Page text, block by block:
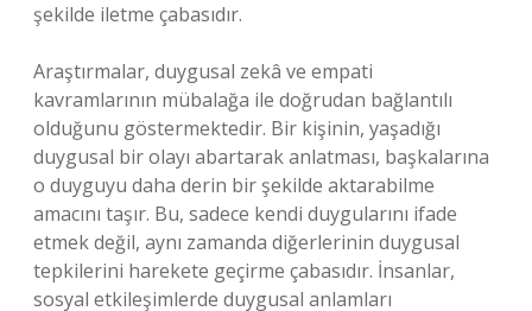
şekilde iletme çabasıdır.
Araştırmalar, duygusal zekâ ve empati
kavramlarının mübalağa ile doğrudan bağlantılı
olduğunu göstermektedir. Bir kişinin, yaşadığı
duygusal bir olayı abartarak anlatması, başkalarına
o duyguyu daha derin bir şekilde aktarabilme
amacını taşır. Bu, sadece kendi duygularını ifade
etmek değil, aynı zamanda diğerlerinin duygusal
tepkilerini harekete geçirme çabasıdır. İnsanlar,
sosyal etkileşimlerde duygusal anlamları